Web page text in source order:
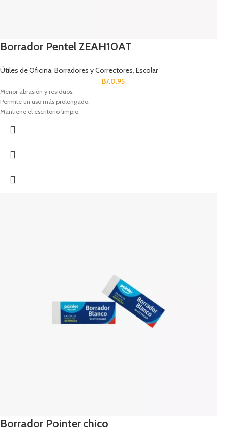
Borrador Pentel ZEAH10AT
Útiles de Oficina, Borradores y Correctores, Escolar
B/.0.95
Menor abrasión y residuos.
Permite un uso más prolongado.
Mantiene el escritorio limpio.
Borrador Pointer chico